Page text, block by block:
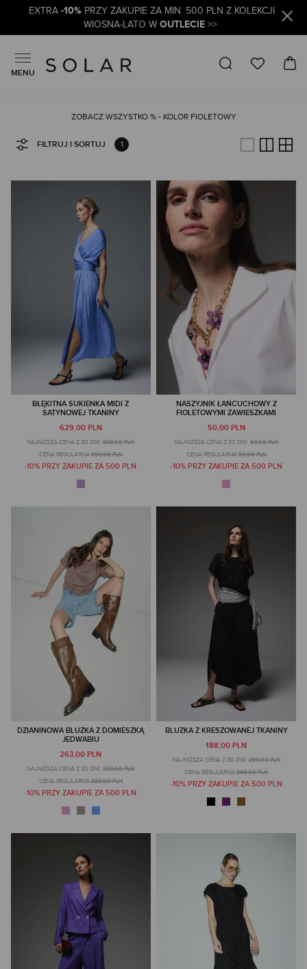
EXTRA -10% PRZY ZAKUPIE ZA MIN. 500 PLN Z KOLEKCJI
WIOSNA-LATO W OUTLECIE>>
MENU
ZOBACZ WSZYSTKO % - KOLOR FIOLETOWY
FILTRUJ I SORTUJ 1
BŁĘKITNA SUKIENKA MIDI Z
SATYNOWEJ TKANINY
629,00 PLN
NAJNIŻSZA CENA Z 30 DNI: 699,00 PLN
CENA REGULARNA:699,00 PLN
-10% PRZY ZAKUPIE ZA 500 PLN
NASZYJNIK ŁAŃCUCHOWY Z
FIOLETOWYMI ZAWIESZKAMI
50,00 PLN
NAJNIŻSZA CENA Z 30 DNI: 69,00 PLN
CENA REGULARNA:99,00 PLN
-10% PRZY ZAKUPIE ZA 500 PLN
DZIANINOWA BLUZKA Z DOMIESZKĄ
JEDWABIU
263,00 PLN
NAJNIŻSZA CENA Z 30 DNI: 329,00 PLN
CENA REGULARNA:329,00 PLN
-10% PRZY ZAKUPIE ZA 500 PLN
BLUZKA Z KRESZOWANEJ TKANINY
188,00 PLN
NAJNIŻSZA CENA Z 30 DNI: 269,00 PLN
CENA REGULARNA:269,00 PLN
-10% PRZY ZAKUPIE ZA 500 PLN